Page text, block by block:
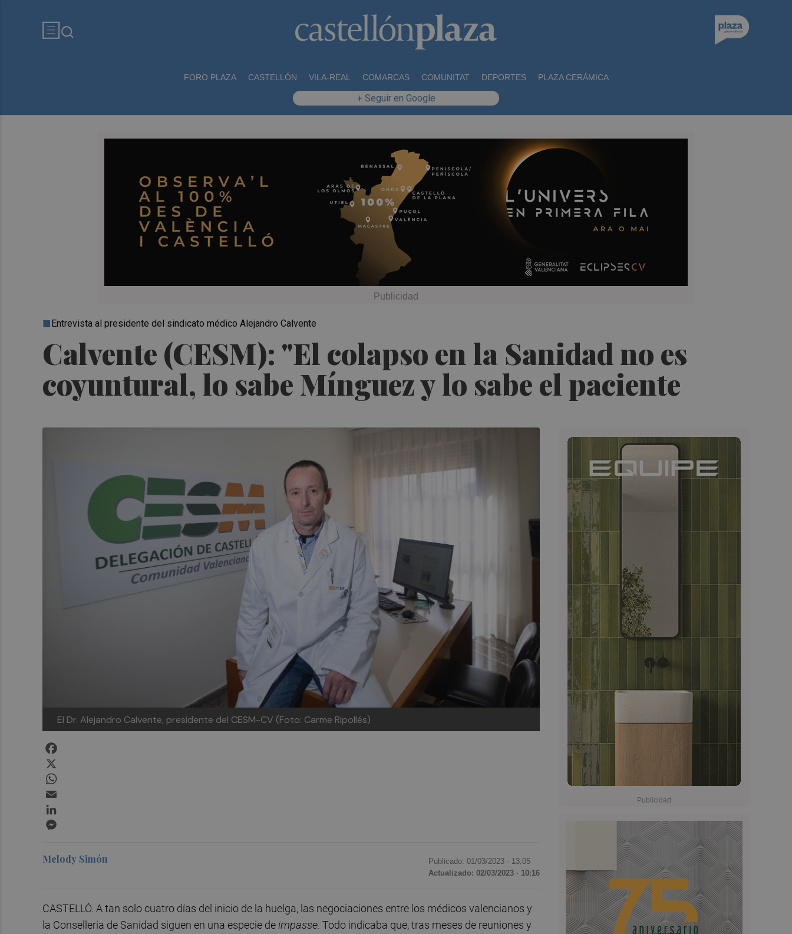
FORO PLAZA CASTELLÓN VILA-REAL COMARCAS COMUNITAT DEPORTES PLAZA CERÁMICA
+ Seguir en Google
Calvente (CESM): "El colapso en la Sanidad no es
coyuntural, lo sabe Mínguez y lo sabe el paciente
Entrevista al presidente del sindicato médico Alejandro Calvente
El Dr. Alejandro Calvente, presidente del CESM-CV (Foto: Carme Ripollés)
Melody Simón Publicado: 01/03/2023 · 13:05
Actualizado: 02/03/2023 · 10:16
CASTELLÓ. A tan solo cuatro días del inicio de la huelga, las negociaciones entre los médicos valencianos y
la Conselleria de Sanidad siguen en una especie deimpasse. Todo indicaba que, tras meses de reuniones y